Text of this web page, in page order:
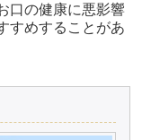
口の健康に悪影響
すめすることがあ